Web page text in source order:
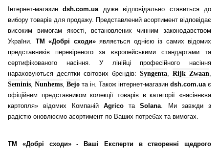
Інтернет-магазинdsh.com.ua дуже відповідально ставиться до
вибору товарів для продажу. Представлений асортимент відповідає
високим вимогам якості, встановлених чинним законодавством
України. ТМ «Добрі сходи»являється однією із самих відомих
представників перевіреного за європейськими стандартами та
сертифікованого насіння. У лінійці професійного насіння
нараховуються десятки світових брендів: Syngenta Rijk Zwaan
Seminis Nunhems Bejo та ін. Також інтернет-магазин dsh.com.ua є
офіційним представником колекції товарів в категорії «насіннєва
картопля» відомих Компаній AgricoтаSolana . Ми завжди з
радістю оновлюємо асортимент по Ваших потребах та вимогах.
ТМ «Добрі сходи» - Ваші Експерти в створенні щедрого